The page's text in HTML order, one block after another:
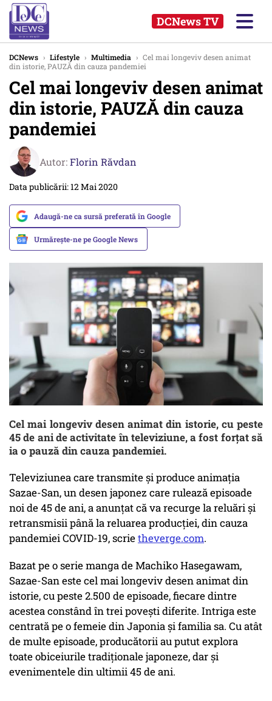
DCNews TV
DCNews › Lifestyle › Multimedia › Cel mai longeviv desen animat
din istorie, PAUZĂ din cauza pandemiei
Cel mai longeviv desen animat
din istorie, PAUZĂ din cauza
pandemiei
Autor:Florin Răvdan
Data publicării: 12 Mai 2020
Adaugă-ne ca sursă preferată în Google
Urmărește-ne pe Google News
Cel mai longeviv desen animat din istorie, cu peste
45 de ani de activitate în televiziune, a fost forţat să
ia o pauză din cauza pandemiei.
Televiziunea care transmite şi produce animaţia
Sazae-San, un desen japonez care rulează episoade
noi de 45 de ani, a anunţat că va recurge la reluări şi
retransmisii până la reluarea producţiei, din cauza
pandemiei COVID-19, scrietheverge.com.
Bazat pe o serie manga de Machiko Hasegawam,
Sazae-San este cel mai longeviv desen animat din
istorie, cu peste 2.500 de episoade, fiecare dintre
acestea constând în trei poveşti diferite. Intriga este
centrată pe o femeie din Japonia şi familia sa. Cu atât
de multe episoade, producătorii au putut explora
toate obiceiurile tradiţionale japoneze, dar şi
evenimentele din ultimii 45 de ani.